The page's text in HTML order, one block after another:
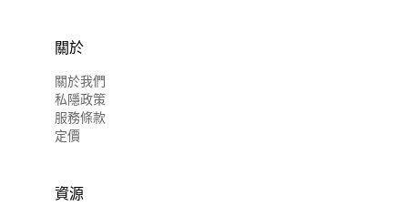
關於
關於我們
私隱政策
服務條款
定價
資源